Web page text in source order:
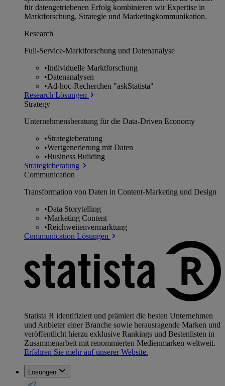
für datengetriebenen Erfolg kombinieren wir Expertise in
Marktforschung, Strategie und Marketingkommunikation.
Research
Full-Service-Marktforschung und Datenanalyse
•Individuelle Marktforschung
•Datenanalysen
•Ad-hoc-Recherchen "askStatista"
Research Lösungen
Strategy
Unternehmens­beratung für die Data-Driven Economy
•Strategieberatung
•Wertgenerierung mit Daten
•Business Building
Strategieberatung
Communication
Transformation von Daten in Content-Marketing und Design
•Data Storytelling
•Marketing Content
•Reichweitenvermarktung
Communication Lösungen
Statista R identifiziert und prämiert die besten Unternehmen
und Anbieter einer Branche sowie herausragende Marken und
veröffentlicht hierzu exklusive Rankings und Bestenlisten in
Zusammenarbeit mit renommierten Medienmarken weltweit.
Erfahren Sie mehr auf unserer Website.
Lösungen